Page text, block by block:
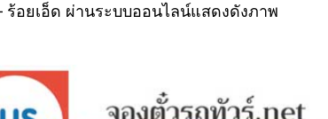
ร้อยเอ็ด ผ่านระบบออนไลน์แสดงดังภาพ